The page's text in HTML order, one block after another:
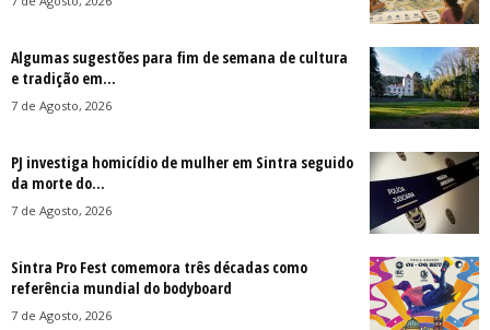
Algumas sugestões para fim de semana de cultura
e tradição em...
7 de Agosto, 2026
PJ investiga homicídio de mulher em Sintra seguido
da morte do...
7 de Agosto, 2026
Sintra Pro Fest comemora três décadas como
referência mundial do bodyboard
7 de Agosto, 2026